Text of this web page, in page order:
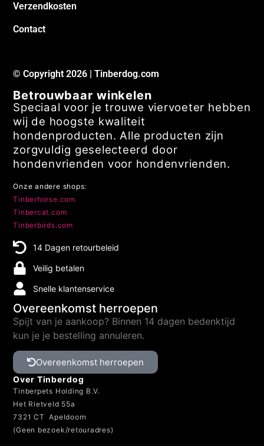
Verzendkosten
Contact
© Copyright 2026 | Tinberdog.com
Betrouwbaar winkelen
Speciaal voor je trouwe viervoeter hebben
wij de hoogste kwaliteit
hondenproducten. Alle producten zijn
zorgvuldig geselecteerd door
hondenvrienden voor hondenvrienden.
Onze andere shops:
Tinberhorse.com
Tinbercat.com
Tinberbirds.com
14 Dagen retourbeleid
Veilig betalen
Snelle klantenservice
Overeenkomst herroepen
Spijt van je aankoop? Binnen 14 dagen bedenktijd
kun je je bestelling annuleren.
Overeenkomst herroepen
Over Tinberdog
Tinberpets Holding B.V.
Het Rietveld 55a
7321 CT Apeldoorn
(Geen bezoek/retouradres)